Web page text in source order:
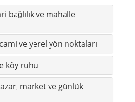
bağlılık ve mahalle
ve yerel yön noktaları
köy ruhu
market ve günlük